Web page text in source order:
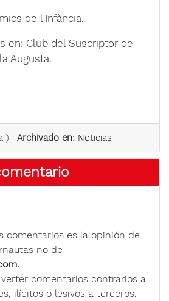
de l'Infància.
en: Club del Suscriptor de
Augusta.
) | Archivado en: Noticias
comentarios es la opinión de
no de
comentarios contrarios a
ilícitos o lesivos a terceros.